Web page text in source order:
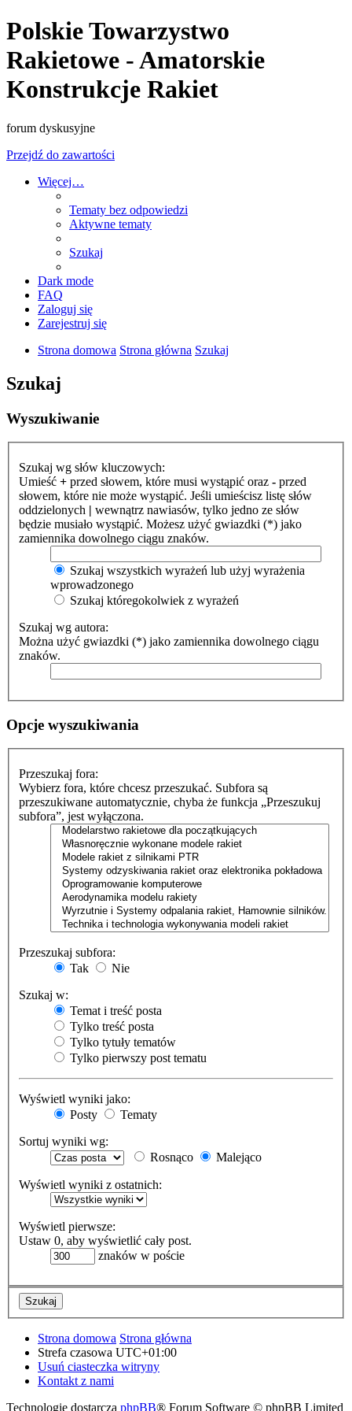
Polskie Towarzystwo
Rakietowe - Amatorskie
Konstrukcje Rakiet
forum dyskusyjne
Przejdź do zawartości
Więcej…
Tematy bez odpowiedzi
Aktywne tematy
Szukaj
Dark mode
FAQ
Zaloguj się
Zarejestruj się
Strona domowa Strona główna Szukaj
Szukaj
Wyszukiwanie
Szukaj wg słów kluczowych:
Umieść + przed słowem, które musi wystąpić oraz - przed
słowem, które nie może wystąpić. Jeśli umieścisz listę słów
oddzielonych | wewnątrz nawiasów, tylko jedno ze słów
będzie musiało wystąpić. Możesz użyć gwiazdki (*) jako
zamiennika dowolnego ciągu znaków.
Szukaj wszystkich wyrażeń lub użyj wyrażenia
wprowadzonego
Szukaj któregokolwiek z wyrażeń
Szukaj wg autora:
Można użyć gwiazdki (*) jako zamiennika dowolnego ciągu
znaków.
Opcje wyszukiwania
Przeszukaj fora:
Wybierz fora, które chcesz przeszukać. Subfora są
przeszukiwane automatycznie, chyba że funkcja „Przeszukuj
subfora”, jest wyłączona.
Przeszukaj subfora:
Tak
Nie
Szukaj w:
Temat i treść posta
Tylko treść posta
Tylko tytuły tematów
Tylko pierwszy post tematu
Wyświetl wyniki jako:
Posty
Tematy
Sortuj wyniki wg:
Rosnąco
Malejąco
Wyświetl wyniki z ostatnich:
Wyświetl pierwsze:
Ustaw 0, aby wyświetlić cały post.
znaków w poście
Strona domowa Strona główna
Strefa czasowa UTC+01:00
Usuń ciasteczka witryny
Kontakt z nami
Technologię dostarcza phpBB® Forum Software © phpBB Limited